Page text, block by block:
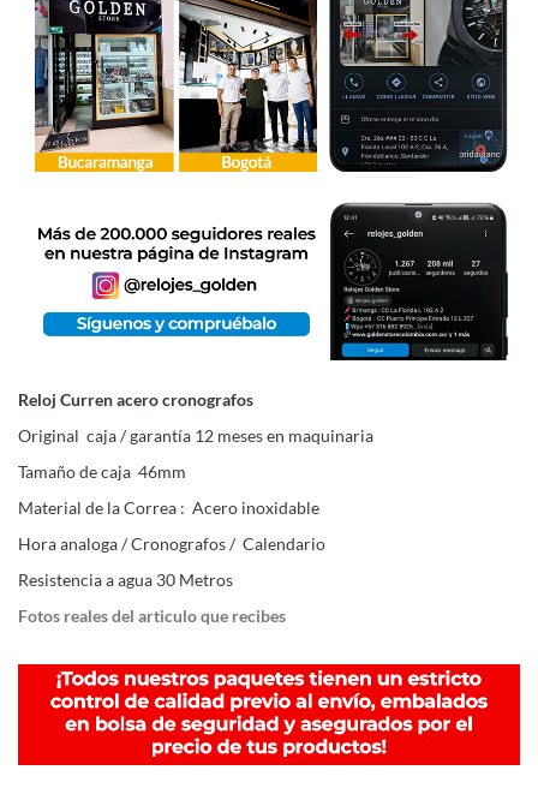
Reloj Curren acero cronografos
Original caja / garantía 12 meses en maquinaria
Tamaño de caja 46mm
Material de la Correa : Acero inoxidable
Hora analoga / Cronografos / Calendario
Resistencia a agua 30 Metros
Fotos reales del articulo que recibes